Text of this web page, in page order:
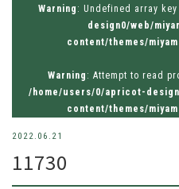
お問
お問い合わせ
tel.026-
Warning : Undefined array key
design0/web/
content/themes/
Warning : Attempt to read
/home/users/0/apricot-
content/themes/
2022.06.21
11730